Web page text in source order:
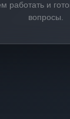
работать и
вопросы.